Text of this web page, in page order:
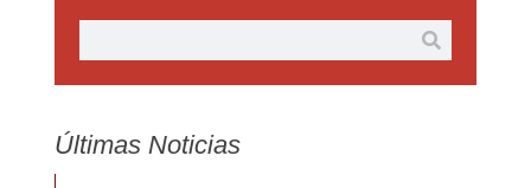
Últimas Noticias